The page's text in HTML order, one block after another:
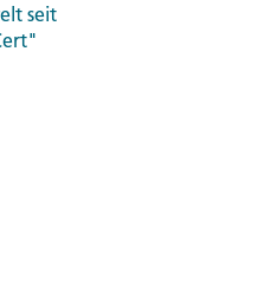
seit